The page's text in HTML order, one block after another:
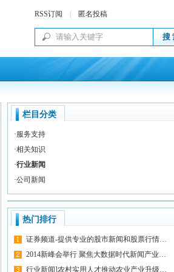
RSS订阅 匿名投稿
栏目分类
·服务支持
·相关知识
·行业新闻
·公司新闻
热门排行
证券频道-提供专业的股市新闻和股票行情…
2014新峰会举行 聚焦大数据时代新闻产业…
行业新闻]农村实用人才推动农业产业升级…